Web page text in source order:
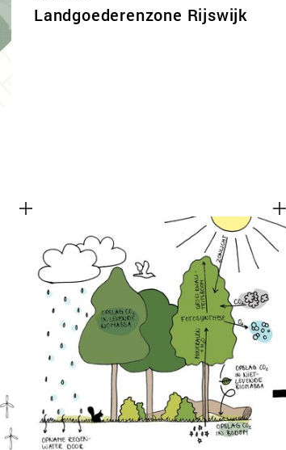
Landgoederenzone Rijswijk